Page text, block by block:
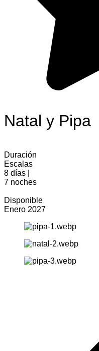
Natal y Pipa
Duración
Escalas
8 días |
7 noches
Disponible
Enero 2027